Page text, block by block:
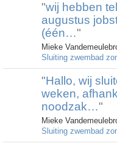
"wij hebben
augustus
(één…"
Mieke
Sluiting zwembad
"Hallo, wij
weken,
noodzak…"
Mieke
Sluiting zwembad